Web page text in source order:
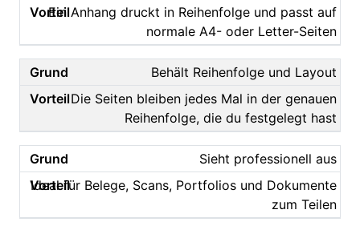
Ein Anhang druckt in Reihenfolge und passt auf
normale A4- oder Letter-Seiten
Behält Reihenfolge und Layout
Die Seiten bleiben jedes Mal in der genauen
Reihenfolge, die du festgelegt hast
Sieht professionell aus
Ideal für Belege, Scans, Portfolios und Dokumente
zum Teilen